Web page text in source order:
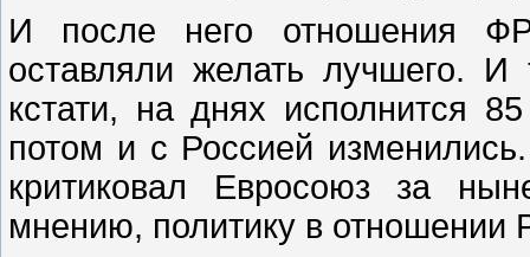
И после него отношения
оставляли желать лучшего. И
кстати, на днях исполнится
потом и с Россией
критиковал Евросоюз за
мнению, политику в отношении